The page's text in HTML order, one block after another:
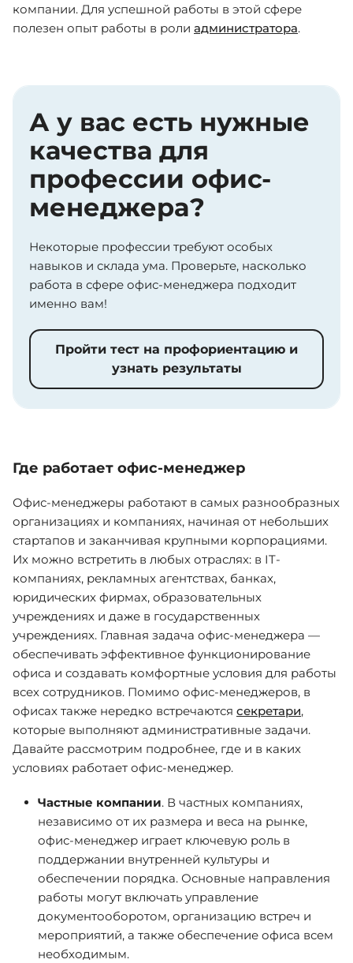
компании. Для успешной работы в этой сфере
полезен опыт работы в роли администратора.
А у вас есть нужные
качества для
профессии офис-
менеджера?
Некоторые профессии требуют особых
навыков и склада ума. Проверьте, насколько
работа в сфере офис-менеджера подходит
именно вам!
Пройти тест на профориентацию и
узнать результаты
Где работает офис-менеджер
Офис-менеджеры работают в самых разнообразных
организациях и компаниях, начиная от небольших
стартапов и заканчивая крупными корпорациями.
Их можно встретить в любых отраслях: в IT-
компаниях, рекламных агентствах, банках,
юридических фирмах, образовательных
учреждениях и даже в государственных
учреждениях. Главная задача офис-менеджера —
обеспечивать эффективное функционирование
офиса и создавать комфортные условия для работы
всех сотрудников. Помимо офис-менеджеров, в
офисах также нередко встречаются секретари,
которые выполняют административные задачи.
Давайте рассмотрим подробнее, где и в каких
условиях работает офис-менеджер.
Частные компании. В частных компаниях,
независимо от их размера и веса на рынке,
офис-менеджер играет ключевую роль в
поддержании внутренней культуры и
обеспечении порядка. Основные направления
работы могут включать управление
документооборотом, организацию встреч и
мероприятий, а также обеспечение офиса всем
необходимым.